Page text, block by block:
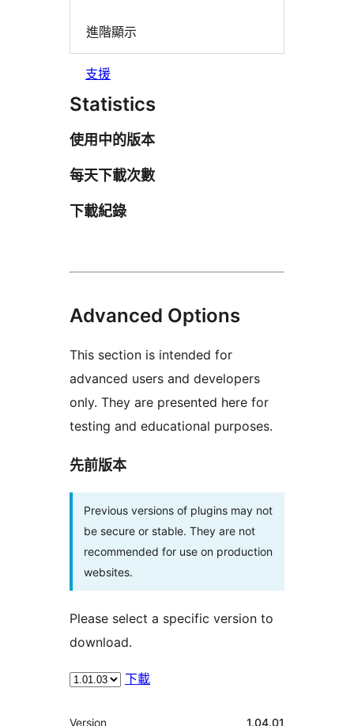
進階顯示
支援
Statistics
使用中的版本
每天下載次數
下載紀錄
Advanced Options
This section is intended for
advanced users and developers
only. They are presented here for
testing and educational purposes.
先前版本
Previous versions of plugins may not
be secure or stable. They are not
recommended for use on production
websites.
Please select a specific version to
download.
下載
其
Version 1.04.01